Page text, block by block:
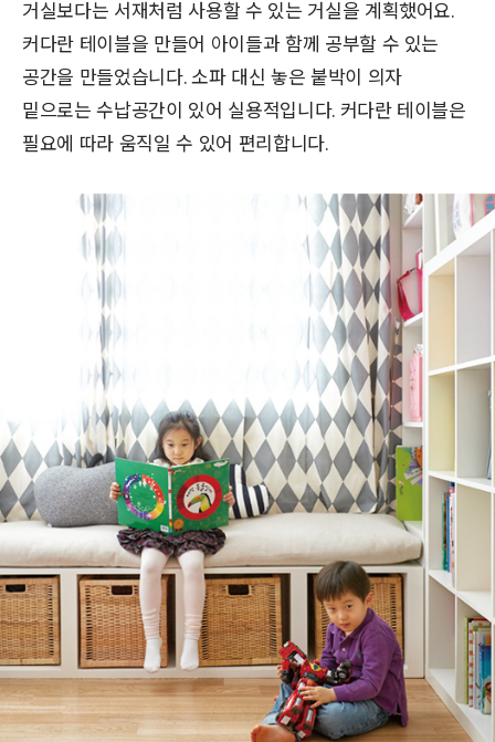
거실보다는 서재처럼 사용할 수 있는 거실을 계획했어요.
커다란 테이블을 만들어 아이들과 함께 공부할 수 있는
공간을 만들었습니다. 소파 대신 놓은 붙박이 의자
밑으로는 수납공간이 있어 실용적입니다. 커다란 테이블은
필요에 따라 움직일 수 있어 편리합니다.